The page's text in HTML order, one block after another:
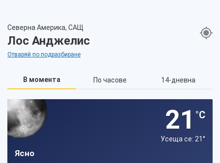
Северна Америка, САЩ
Лос Анджелис
Отваряй по подразбиране
В момента По часове 14-дневна
21 °C
Усеща се: 21°
Ясно